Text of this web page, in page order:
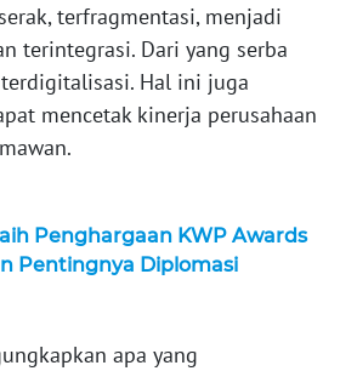
terfragmentasi, menjadi
terintegrasi. Dari yang serba
Hal ini juga
mencetak kinerja perusahaan
Penghargaan KWP Awards
Pentingnya Diplomasi
apa yang